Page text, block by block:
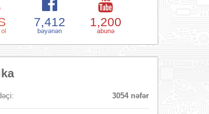
7,412
bəyənən
1,200
abunə
3054 nəfər